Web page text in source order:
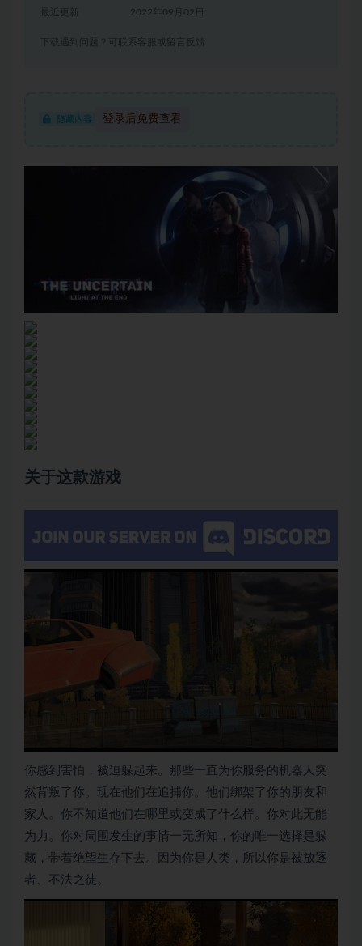
2022年09月02日
下载遇到问题？可联系客服或留言反馈
隐藏内容 登录后免费查看
关于这款游戏
你感到害怕，被迫躲起来。那些一直为你服务的机器人突
然背叛了你。现在他们在追捕你。他们绑架了你的朋友和
家人。你不知道他们在哪里或变成了什么样。你对此无能
为力。你对周围发生的事情一无所知，你的唯一选择是躲
藏，带着绝望生存下去。因为你是人类，所以你是被放逐
者、不法之徒。